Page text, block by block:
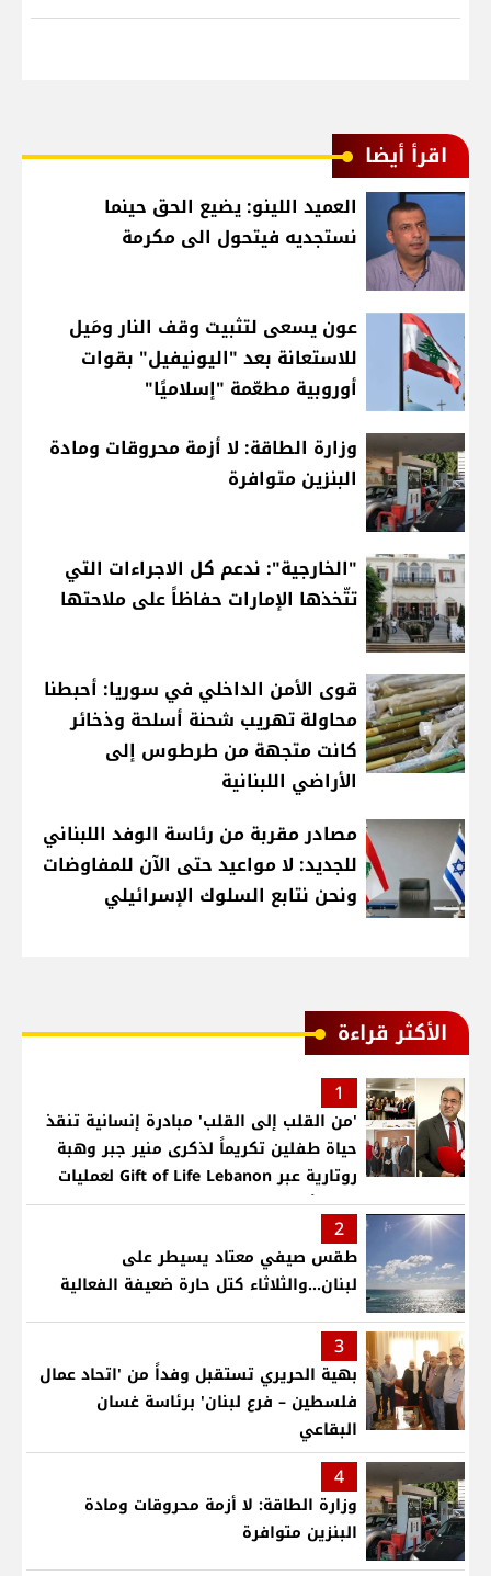
اقرأ أيضا
العميد اللينو: يضيع الحق حينما
نستجديه فيتحول الى مكرمة
عون يسعى لتثبيت وقف النار ومَيل
للاستعانة بعد "اليونيفيل" بقوات
أوروبية مطعّمة "إسلاميًا"
وزارة الطاقة: لا أزمة محروقات ومادة
البنزين متوافرة
"الخارجية": ندعم كل الاجراءات التي
تتّخذها الإمارات حفاظاً على ملاحتها
قوى الأمن الداخلي في سوريا: أحبطنا
محاولة تهريب شحنة أسلحة وذخائر
كانت متجهة من طرطوس إلى
الأراضي اللبنانية
مصادر مقربة من رئاسة الوفد اللبناني
للجديد: لا مواعيد حتى الآن للمفاوضات
ونحن نتابع السلوك الإسرائيلي
الأكثر قراءة
1
'من القلب إلى القلب' مبادرة إنسانية تنقذ
حياة طفلين تكريماً لذكرى منير جبر وهبة
روتارية عبر Gift of Life Lebanon لعمليات
قلب لأطفال في مستشفى حمود الجامعي
2
طقس صيفي معتاد يسيطر على
لبنان...والثلاثاء كتل حارة ضعيفة الفعالية
3
بهية الحريري تستقبل وفداً من 'اتحاد عمال
فلسطين – فرع لبنان' برئاسة غسان
البقاعي
4
وزارة الطاقة: لا أزمة محروقات ومادة
البنزين متوافرة